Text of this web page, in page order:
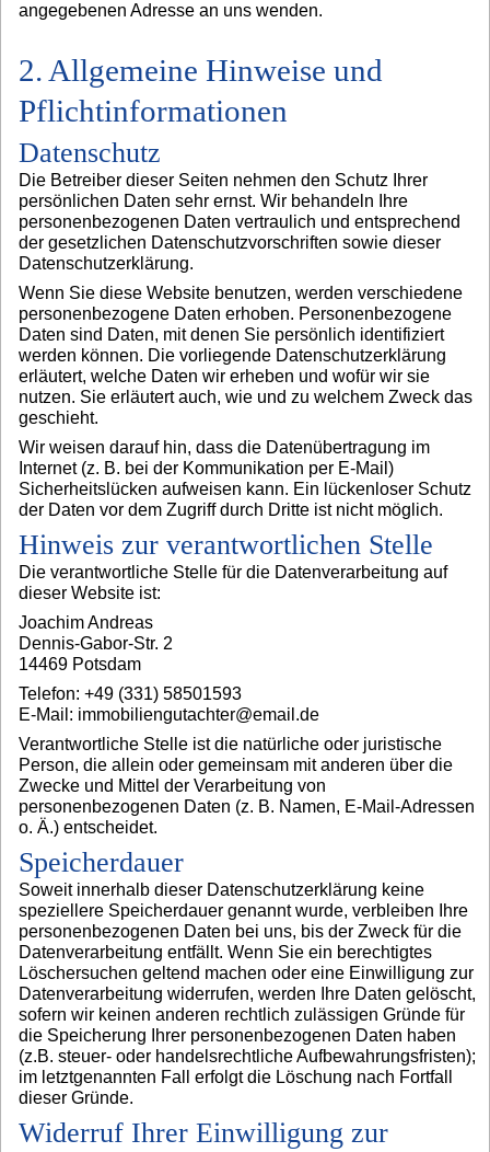
angegebenen Adresse an uns wenden.
2. Allgemeine Hinweise und
Pflichtinformationen
Datenschutz
Die Betreiber dieser Seiten nehmen den Schutz Ihrer
persönlichen Daten sehr ernst. Wir behandeln Ihre
personenbezogenen Daten vertraulich und entsprechend
der gesetzlichen Datenschutzvorschriften sowie dieser
Datenschutzerklärung.
Wenn Sie diese Website benutzen, werden verschiedene
personenbezogene Daten erhoben. Personenbezogene
Daten sind Daten, mit denen Sie persönlich identifiziert
werden können. Die vorliegende Datenschutzerklärung
erläutert, welche Daten wir erheben und wofür wir sie
nutzen. Sie erläutert auch, wie und zu welchem Zweck das
geschieht.
Wir weisen darauf hin, dass die Datenübertragung im
Internet (z. B. bei der Kommunikation per E-Mail)
Sicherheitslücken aufweisen kann. Ein lückenloser Schutz
der Daten vor dem Zugriff durch Dritte ist nicht möglich.
Hinweis zur verantwortlichen Stelle
Die verantwortliche Stelle für die Datenverarbeitung auf
dieser Website ist:
Joachim Andreas
Dennis-Gabor-Str. 2
14469 Potsdam
Telefon: +49 (331) 58501593
E-Mail: immobiliengutachter@email.de
Verantwortliche Stelle ist die natürliche oder juristische
Person, die allein oder gemeinsam mit anderen über die
Zwecke und Mittel der Verarbeitung von
personenbezogenen Daten (z. B. Namen, E-Mail-Adressen
o. Ä.) entscheidet.
Speicherdauer
Soweit innerhalb dieser Datenschutzerklärung keine
speziellere Speicherdauer genannt wurde, verbleiben Ihre
personenbezogenen Daten bei uns, bis der Zweck für die
Datenverarbeitung entfällt. Wenn Sie ein berechtigtes
Löschersuchen geltend machen oder eine Einwilligung zur
Datenverarbeitung widerrufen, werden Ihre Daten gelöscht,
sofern wir keinen anderen rechtlich zulässigen Gründe für
die Speicherung Ihrer personenbezogenen Daten haben
(z.B. steuer- oder handelsrechtliche Aufbewahrungsfristen);
im letztgenannten Fall erfolgt die Löschung nach Fortfall
dieser Gründe.
Widerruf Ihrer Einwilligung zur